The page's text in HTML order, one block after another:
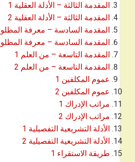
المقدمة الثالثة – الأدلة العقلية 1
المقدمة الثالثة – الأدلة العقلية 2
المقدمة السادسة – معرفة
المقدمة السادسة – معرفة
المقدمة التاسعة – من العلم 1
المقدمة التاسعة – من العلم 2
عموم المكلفين 1
عموم المكلفين 2
مراتب الإدراك 1
مراتب الإدراك 2
الأدلة التشريعية التفصيلية 1
الأدلة التشريعية التفصيلية 2
طريقة الاستقراء 1